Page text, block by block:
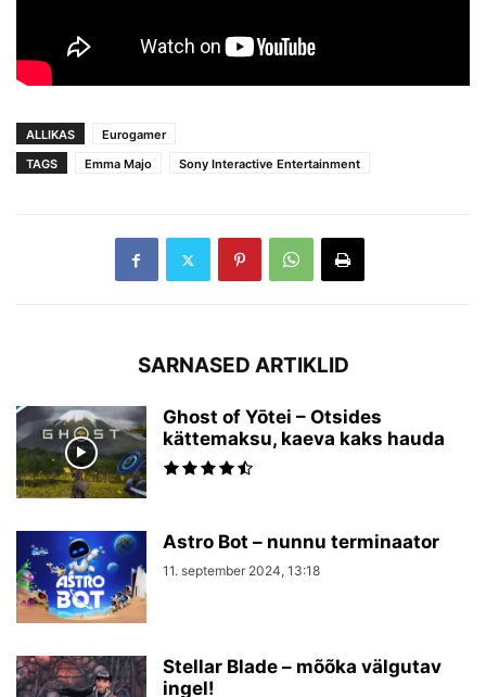
ALLIKAS
Eurogamer
TAGS
Emma Majo Sony Interactive Entertainment
SARNASED ARTIKLID
Ghost of Yōtei – Otsides
kättemaksu, kaeva kaks hauda
Astro Bot – nunnu terminaator
11. september 2024, 13:18
Stellar Blade – mõõka välgutav
ingel!